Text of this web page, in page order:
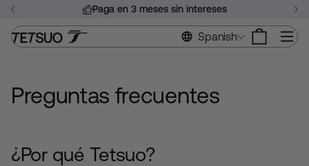
Saltar
contenido
Pausar
presentación
de
Paga en 3 meses sin intereses
Spanish
Preguntas frecuentes
¿Por qué Tetsuo?